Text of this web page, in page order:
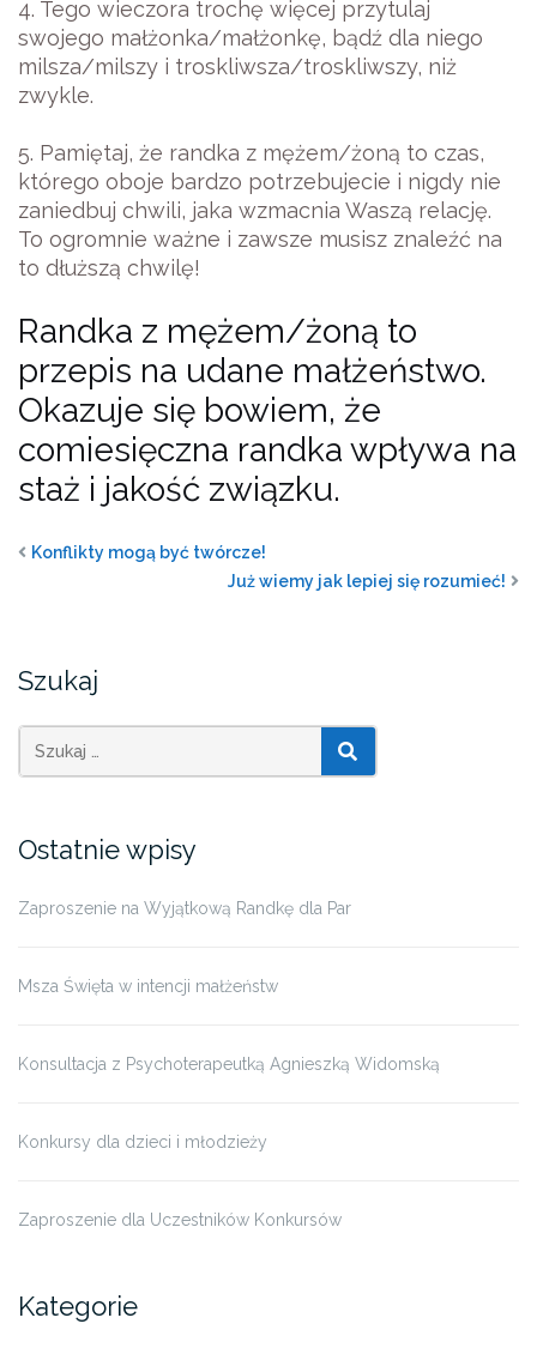
4. Tego wieczora trochę więcej przytulaj
swojego małżonka/małżonkę, bądź dla niego
milsza/milszy i troskliwsza/troskliwszy, niż
zwykle.
5. Pamiętaj, że randka z mężem/żoną to czas,
którego oboje bardzo potrzebujecie i nigdy nie
zaniedbuj chwili, jaka wzmacnia Waszą relację.
To ogromnie ważne i zawsze musisz znaleźć na
to dłuższą chwilę!
Randka z mężem/żoną to
przepis na udane małżeństwo.
Okazuje się bowiem, że
comiesięczna randka wpływa na
staż i jakość związku.
Konflikty mogą być twórcze!
Już wiemy jak lepiej się rozumieć!
Szukaj
SZUKAJ
Ostatnie wpisy
Zaproszenie na Wyjątkową Randkę dla Par
Msza Święta w intencji małżeństw
Konsultacja z Psychoterapeutką Agnieszką Widomską
Konkursy dla dzieci i młodzieży
Zaproszenie dla Uczestników Konkursów
Kategorie